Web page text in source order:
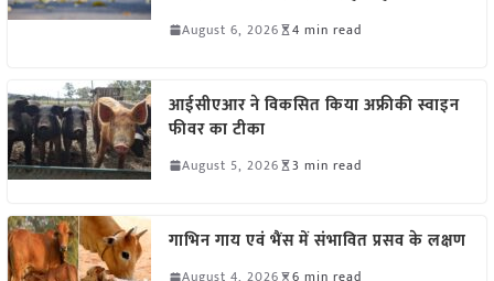
August 6, 2026 4 min read
आईसीएआर ने विकसित किया अफ्रीकी स्वाइन
फीवर का टीका
August 5, 2026 3 min read
गाभिन गाय एवं भैंस में संभावित प्रसव के लक्षण